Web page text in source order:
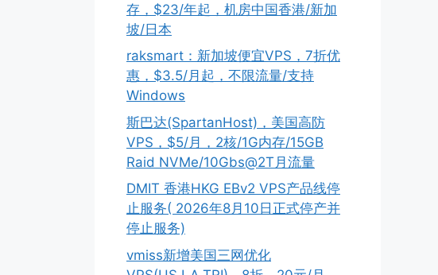
存，$23/年起，机房中国香港/新加
坡/日本
raksmart：新加坡便宜VPS，7折优
惠，$3.5/月起，不限流量/支持
Windows
斯巴达(SpartanHost)，美国高防
VPS，$5/月，2核/1G内存/15GB
Raid NVMe/10Gbs@2T月流量
DMIT 香港HKG EBv2 VPS产品线停
止服务( 2026年8月10日正式停产并
停止服务)
vmiss新增美国三网优化